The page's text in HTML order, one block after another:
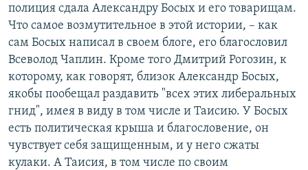
полиция сдала Александру Босых и его товарищам.
Что самое возмутительное в этой истории, – как
сам Босых написал в своем блоге, его благословил
Всеволод Чаплин. Кроме того Дмитрий Рогозин, к
которому, как говорят, близок Александр Босых,
якобы пообещал раздавить "всех этих либеральных
гнид", имея в виду в том числе и Таисию. У Босых
есть политическая крыша и благословение, он
чувствует себя защищенным, и у него сжаты
кулаки. А Таисия, в том числе по своим